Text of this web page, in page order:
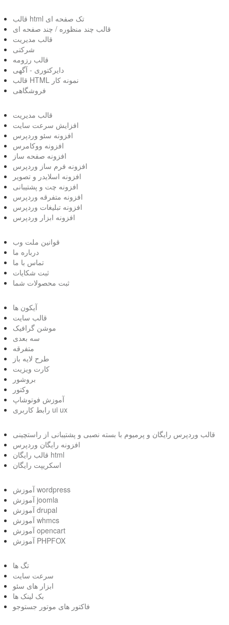
قالب html تک صفحه ای
قالب چند منظوره / چند صفحه ای
قالب مدیریت
شرکتی
قالب رزومه
دایرکتوری - آگهی
قالب HTML نمونه کار
فروشگاهی
قالب مدیریت
افزایش سرعت سایت
افزونه سئو وردپرس
افزونه ووکامرس
افزونه صفحه ساز
افزونه فرم ساز وردپرس
افزونه اسلایدر و تصویر
افزونه چت و پشتیبانی
افزونه متفرقه وردپرس
افزونه تبلیغات وردپرس
افزونه ابزار وردپرس
قوانین ملت وب
درباره ما
تماس با ما
ثبت شکایات
ثبت محصولات شما
آیکون ها
قالب سایت
موشن گرافیک
سه بعدی
متفرقه
طرح لایه باز
کارت ویزیت
بروشور
وکتور
آموزش فوتوشاپ
رابط کاربری ui ux
قالب وردپرس رایگان و پرمیوم با بسته نصبی و پشتیبانی از راستچینی
افزونه رایگان وردپرس
قالب رایگان html
اسکریپت رایگان
آموزش wordpress
آموزش joomla
آموزش drupal
آموزش whmcs
آموزش opencart
آموزش PHPFOX
تگ ها
سرعت سایت
ابزار های سئو
بک لینک ها
فاکتور های موتور جستوجو